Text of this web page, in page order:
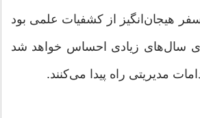
سفر هیجان‌انگیز از کشفیات علمی بود
سال‌های زیادی احساس خواهد شد
مدیریتی راه پیدا می‌کنند.